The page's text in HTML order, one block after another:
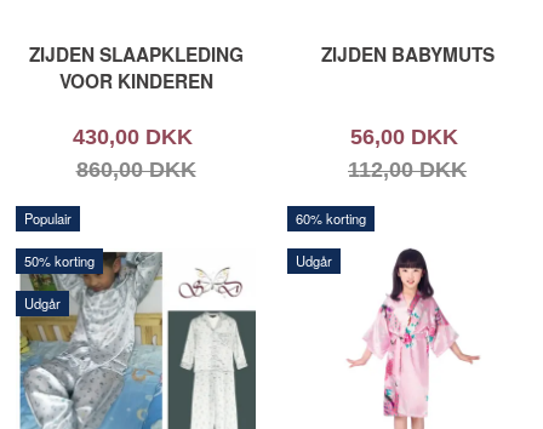
ZIJDEN SLAAPKLEDING
VOOR KINDEREN
430,00 DKK
860,00 DKK
ZIJDEN BABYMUTS
56,00 DKK
112,00 DKK
Populair
50% korting
Udgår
60% korting
Udgår